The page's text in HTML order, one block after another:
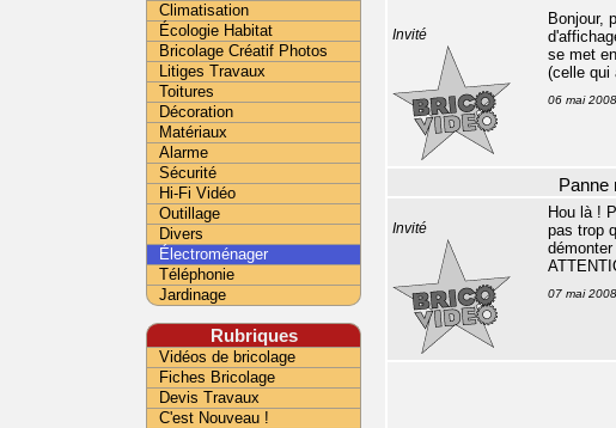
Invité
Bonjour,
se met
(celle qui
06 mai
Panne
Invité
Hou là !
pas trop
07 mai
Climatisation
Écologie Habitat
Bricolage Créatif Photos
Litiges Travaux
Toitures
Décoration
Matériaux
Alarme
Sécurité
Hi-Fi Vidéo
Outillage
Divers
Électroménager
Téléphonie
Jardinage
Rubriques
Vidéos de bricolage
Fiches Bricolage
Devis Travaux
C'est Nouveau !